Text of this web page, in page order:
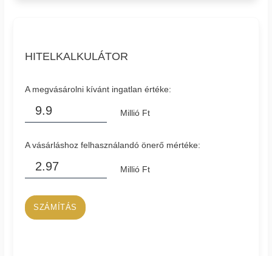
HITELKALKULÁTOR
A megvásárolni kívánt ingatlan értéke:
Millió Ft
A vásárláshoz felhasználandó önerő mértéke:
Millió Ft
SZÁMÍTÁS